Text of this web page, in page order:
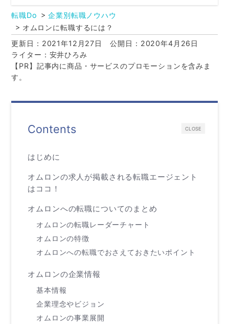
転職Do
企業別転職ノウハウ
オムロンに転職するには？
更新日：2021年12月27日
公開日：2020年4月26日
ライター：安井ひろみ
【PR】記事内に商品・サービスのプロモーションを含みま
す。
CLOSE
Contents
はじめに
オムロンの求人が掲載される転職エージェント
はココ！
オムロンへの転職についてのまとめ
オムロンの転職レーダーチャート
オムロンの特徴
オムロンへの転職でおさえておきたいポイント
オムロンの企業情報
基本情報
企業理念やビジョン
オムロンの事業展開